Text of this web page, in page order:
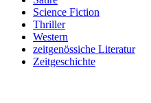
Science Fiction
Thriller
Western
zeitgenössiche Literatur
Zeitgeschichte